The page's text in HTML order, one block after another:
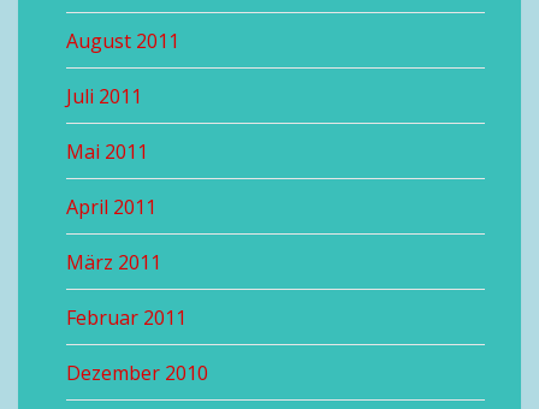
August 2011
Juli 2011
Mai 2011
April 2011
März 2011
Februar 2011
Dezember 2010